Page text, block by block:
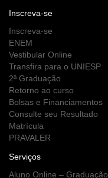
Inscreva-se
Inscreva-se
ENEM
Vestibular Online
Transfira para o UNIESP
2ª Graduação
Retorno ao curso
Bolsas e Financiamentos
Consulte seu Resultado
Matrícula
PRAVALER
Serviços
Aluno Online – Graduação